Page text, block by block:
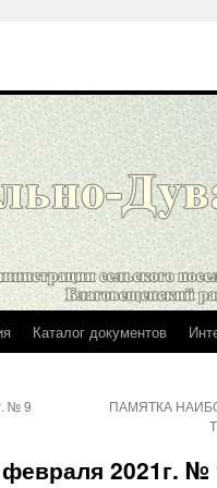
Каталог документов
№ 9
ПАМЯТКА
2021г. №